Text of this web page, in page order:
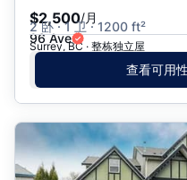
$2,500/月
2 卧 · 1 卫 · 1200 ft²
96 Ave
Surrey, BC · 整栋独立屋
查看可用性